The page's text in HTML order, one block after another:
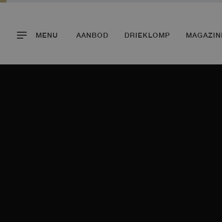
MENU AANBOD DRIEKLOMP